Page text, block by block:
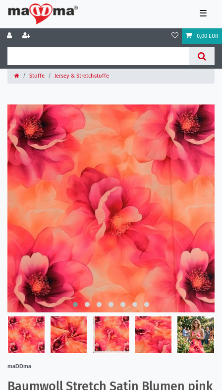
☰
0,00 EUR
Stoffe Jersey & Stretchstoffe
maDDma
Baumwoll Stretch Satin Blumen pink